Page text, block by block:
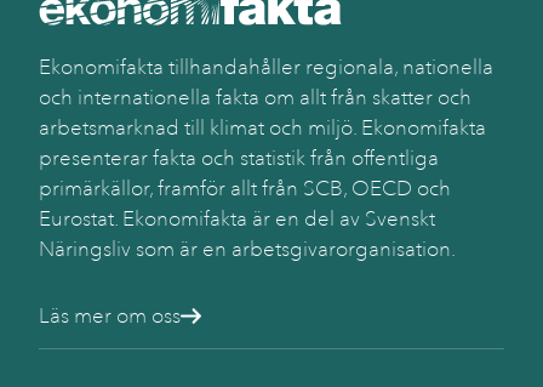
Ekonomifakta tillhandahåller regionala, nationella
och internationella fakta om allt från skatter och
arbetsmarknad till klimat och miljö. Ekonomifakta
presenterar fakta och statistik från offentliga
primärkällor, framför allt från SCB, OECD och
Eurostat. Ekonomifakta är en del av Svenskt
Näringsliv som är en arbetsgivarorganisation.
Läs mer om oss